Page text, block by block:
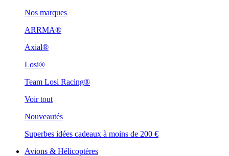
Nos marques
ARRMA®
Axial®
Losi®
Team Losi Racing®
Voir tout
Nouveautés
Superbes idées cadeaux à moins de 200 €
Avions & Hélicoptères